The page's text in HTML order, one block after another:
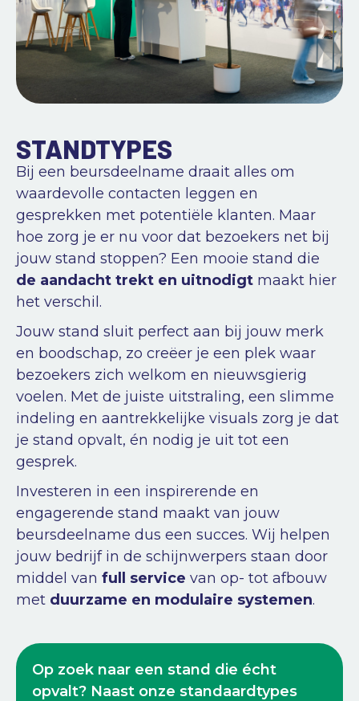
STANDTYPES
Bij een beursdeelname draait alles om
waardevolle contacten leggen en
gesprekken met potentiële klanten. Maar
hoe zorg je er nu voor dat bezoekers net bij
jouw stand stoppen? Een mooie stand die
de aandacht trekt en uitnodigt maakt hier
het verschil.
Jouw stand sluit perfect aan bij jouw merk
en boodschap, zo creëer je een plek waar
bezoekers zich welkom en nieuwsgierig
voelen. Met de juiste uitstraling, een slimme
indeling en aantrekkelijke visuals zorg je dat
je stand opvalt, én nodig je uit tot een
gesprek.
Investeren in een inspirerende en
engagerende stand maakt van jouw
beursdeelname dus een succes. Wij helpen
jouw bedrijf in de schijnwerpers staan door
middel van full service van op- tot afbouw
met duurzame en modulaire systemen.
Op zoek naar een stand die écht
opvalt? Naast onze standaardtypes